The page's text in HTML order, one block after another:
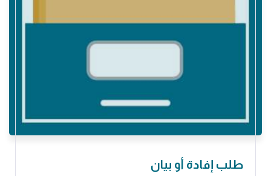
طلب إفادة أو بيان